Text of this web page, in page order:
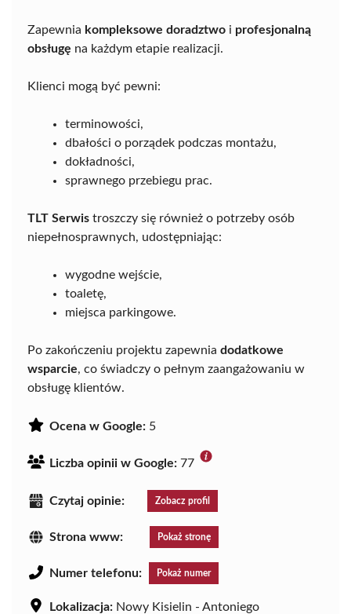
Zapewnia kompleksowe doradztwo i profesjonalną
obsługę na każdym etapie realizacji.
Klienci mogą być pewni:
terminowości,
dbałości o porządek podczas montażu,
dokładności,
sprawnego przebiegu prac.
TLT Serwis troszczy się również o potrzeby osób
niepełnosprawnych, udostępniając:
wygodne wejście,
toaletę,
miejsca parkingowe.
Po zakończeniu projektu zapewnia dodatkowe
wsparcie, co świadczy o pełnym zaangażowaniu w
obsługę klientów.
Ocena w Google: 5
Liczba opinii w Google: 77
Czytaj opinie: Zobacz profil
Strona www: Pokaż stronę
Numer telefonu: Pokaż numer
Lokalizacja: Nowy Kisielin - Antoniego